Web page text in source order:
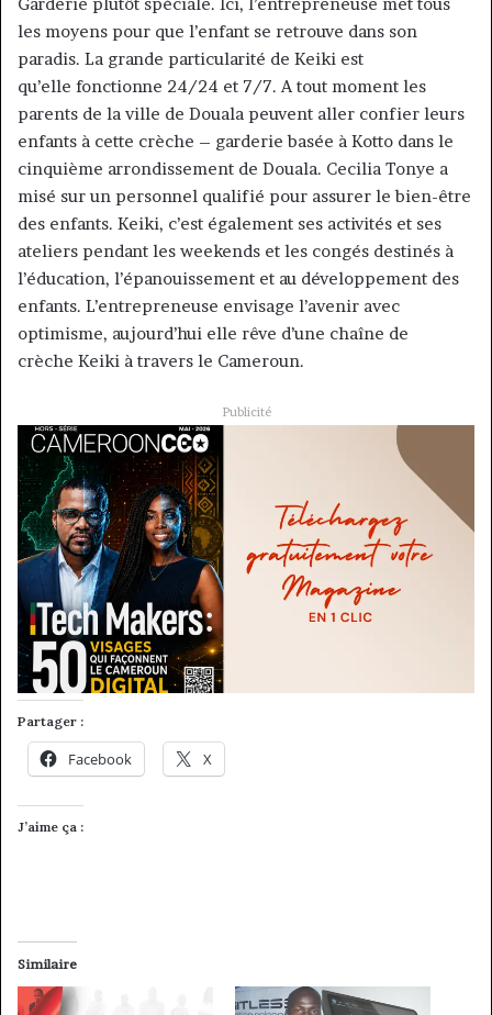
les moyens pour que l’enfant se retrouve dans son
paradis. La grande particularité de Keiki est
qu’elle fonctionne 24/24 et 7/7. A tout moment les
parents de la ville de Douala peuvent aller confier leurs
enfants à cette crèche – garderie basée à Kotto dans le
cinquième arrondissement de Douala. Cecilia Tonye a
misé sur un personnel qualifié pour assurer le bien-être
des enfants. Keiki, c’est également ses activités et ses
ateliers pendant les weekends et les congés destinés à
l’éducation, l’épanouissement et au développement des
enfants. L’entrepreneuse envisage l’avenir avec
optimisme, aujourd’hui elle rêve d’une chaîne de
crèche Keiki à travers le Cameroun.
Publicité
Partager :
Facebook X
J’aime ça :
Similaire